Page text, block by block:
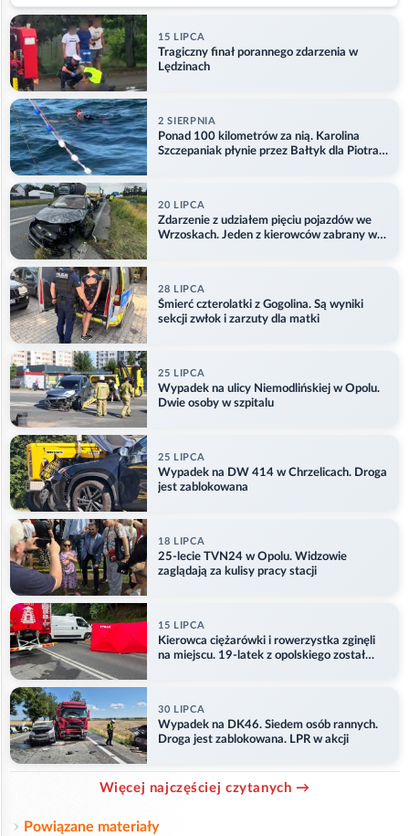
15 LIPCA
Tragiczny finał porannego zdarzenia w
Lędzinach
2 SIERPNIA
Ponad 100 kilometrów za nią. Karolina
Szczepaniak płynie przez Bałtyk dla Piotra.
20 LIPCA
Zdarzenie z udziałem pięciu pojazdów we
Wrzoskach. Jeden z kierowców zabrany w
28 LIPCA
Śmierć czterolatki z Gogolina. Są wyniki
sekcji zwłok i zarzuty dla matki
25 LIPCA
Wypadek na ulicy Niemodlińskiej w Opolu.
Dwie osoby w szpitalu
25 LIPCA
Wypadek na DW 414 w Chrzelicach. Droga
jest zablokowana
18 LIPCA
25-lecie TVN24 w Opolu. Widzowie
zaglądają za kulisy pracy stacji
15 LIPCA
Kierowca ciężarówki i rowerzystka zginęli
na miejscu. 19-latek z opolskiego został
30 LIPCA
Wypadek na DK46. Siedem osób rannych.
Droga jest zablokowana. LPR w akcji
Więcej najczęściej czytanych →
Powiązane materiały